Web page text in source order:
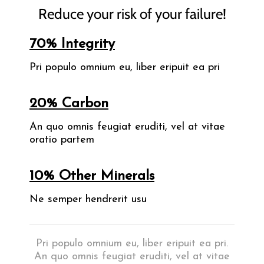
Reduce your risk of your failure!
70% Integrity
Pri populo omnium eu, liber eripuit ea pri
20% Carbon
An quo omnis feugiat eruditi, vel at vitae
oratio partem
10% Other Minerals
Ne semper hendrerit usu
Pri populo omnium eu, liber eripuit ea pri.
An quo omnis feugiat eruditi, vel at vitae